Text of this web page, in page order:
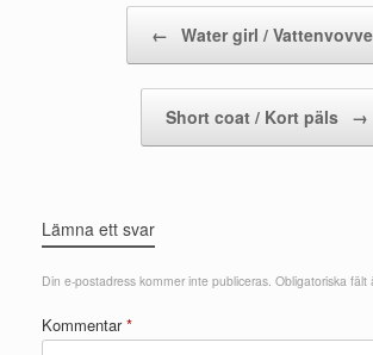
← Water girl /
Short coat / Kort päls →
Lämna ett svar
Din e-postadress kommer inte publiceras. Obligatoriska fält
Kommentar*